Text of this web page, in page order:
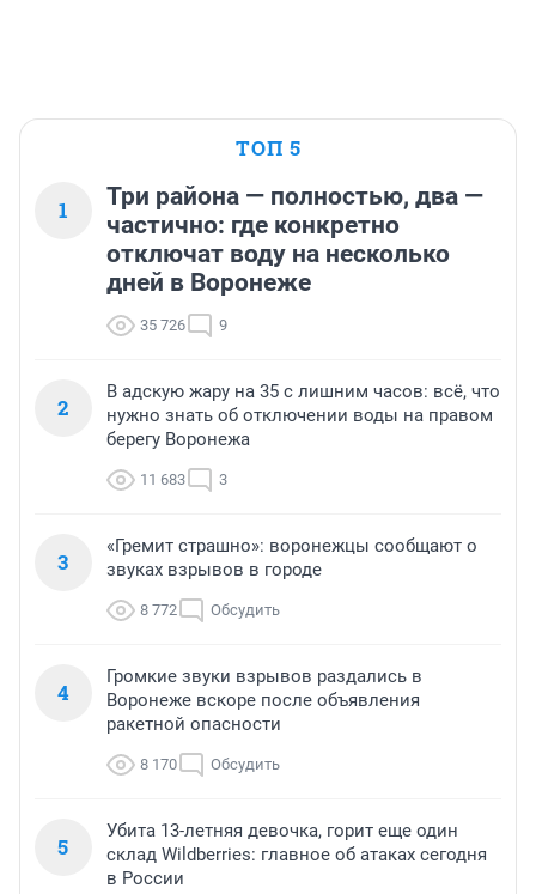
ТОП 5
1
Три района — полностью, два —
частично: где конкретно
отключат воду на несколько
дней в Воронеже
35 726 9
2
В адскую жару на 35 с лишним часов: всё, что
нужно знать об отключении воды на правом
берегу Воронежа
11 683 3
3
«Гремит страшно»: воронежцы сообщают о
звуках взрывов в городе
8 772 Обсудить
4
Громкие звуки взрывов раздались в
Воронеже вскоре после объявления
ракетной опасности
8 170 Обсудить
5
Убита 13-летняя девочка, горит еще один
склад Wildberries: главное об атаках сегодня
в России